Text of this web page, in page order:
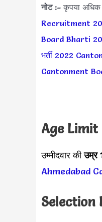
नोट :- कृपया अधिक
Recruitment
Board Bharti
भर्ती 2022
Cantonment
Age
उम्मीदवार कीउम्र
Ahmedabad
Selection